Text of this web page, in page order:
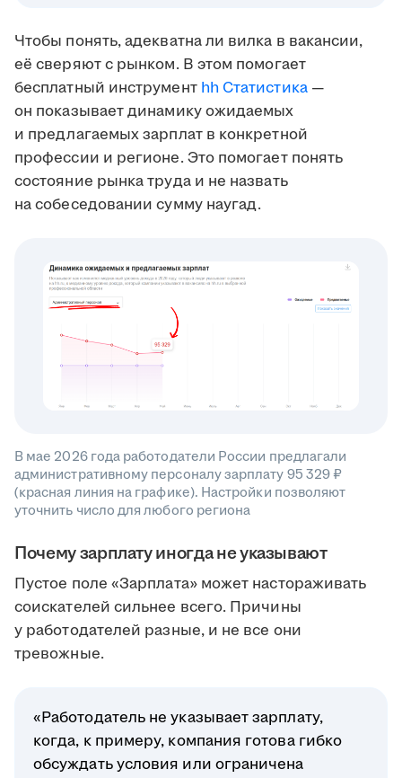
Чтобы понять, адекватна ли вилка в вакансии,
её сверяют с рынком. В этом помогает
бесплатный инструмент hh Статистика—
он показывает динамику ожидаемых
и предлагаемых зарплат в конкретной
профессии и регионе. Это помогает понять
состояние рынка труда и не назвать
на собеседовании сумму наугад.
В мае 2026 года работодатели России предлагали
административному персоналу зарплату 95 329 ₽
(красная линия на графике). Настройки позволяют
уточнить число для любого региона
Почему зарплату иногда не указывают
Пустое поле «Зарплата» может настораживать
соискателей сильнее всего. Причины
у работодателей разные, и не все они
тревожные.
«Работодатель не указывает зарплату,
когда, к примеру, компания готова гибко
обсуждать условия или ограничена